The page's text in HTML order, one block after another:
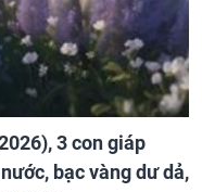
3 con giáp
bạc vàng dư dả,